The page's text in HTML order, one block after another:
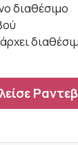
διαθέσιμο